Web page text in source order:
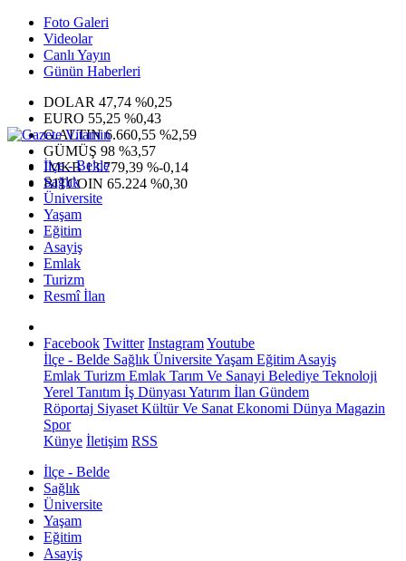
Foto Galeri
Videolar
Canlı Yayın
Günün Haberleri
DOLAR 47,74 %0,25
EURO 55,25 %0,43
G.ALTIN6.660,55 %2,59
GÜMÜŞ 98 %3,57
IMKB13.779,39 %-0,14
BITCOIN 65.224 %0,30
İlçe - Belde
Sağlık
Üniversite
Yaşam
Eğitim
Asayiş
Emlak
Turizm
Resmî İlan
Facebook Twitter InstagramYoutube
İlçe - Belde Sağlık ÜniversiteYaşam Eğitim Asayiş
Emlak Turizm Emlak Tarım Ve Sanayi Belediye Teknoloji
Yerel Tanıtım İş Dünyası Yatırım İlan Gündem
Röportaj Siyaset Kültür Ve Sanat Ekonomi Dünya Magazin
Spor
Künye İletişim RSS
İlçe - Belde
Sağlık
Üniversite
Yaşam
Eğitim
Asayiş